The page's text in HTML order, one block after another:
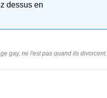
dessus en
gay, ne l'est pas quand ils